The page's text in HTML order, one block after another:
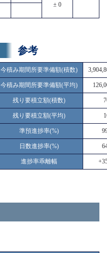
± 0
参考
今積み期間所要準備額(積数)
今積み期間所要準備額(平均)
残り要積立額(積数)
残り要積立額(平均)
準預進捗率(%)
日数進捗率(%)
進捗率乖離幅